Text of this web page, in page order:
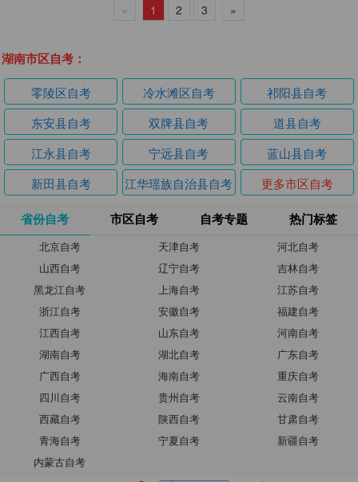
« 1 2 3 »
湖南市区自考：
零陵区自考 冷水滩区自考
祁阳县自考
东安县自考
双牌县自考
道县自考
江永县自考
宁远县自考
蓝山县自考
新田县自考
江华瑶族自治县自考 更多市区自考
省份自考 市区自考 自考专题 热门标签
北京自考 天津自考
河北自考
山西自考
辽宁自考
吉林自考
黑龙江自考
上海自考
江苏自考
浙江自考
安徽自考
福建自考
江西自考
山东自考
河南自考
湖南自考
湖北自考
广东自考
广西自考
海南自考
重庆自考
四川自考
贵州自考
云南自考
西藏自考
陕西自考
甘肃自考
青海自考
宁夏自考
新疆自考
内蒙古自考